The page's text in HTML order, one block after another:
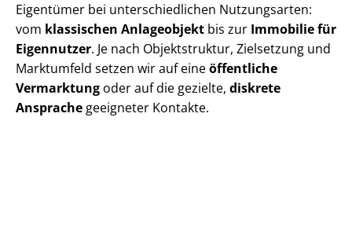
Eigentümer bei un­ter­schied­li­chen Nutzungsarten:
vom klassischen Anlageobjekt bis zur Immobilie für
Eigennutzer. Je nach Objektstruktur, Zielsetzung und
Marktumfeld setzen wir auf eineöffentliche
Vermarktung oder auf die gezielte, diskrete
Ansprachegeeigneter Kontakte.